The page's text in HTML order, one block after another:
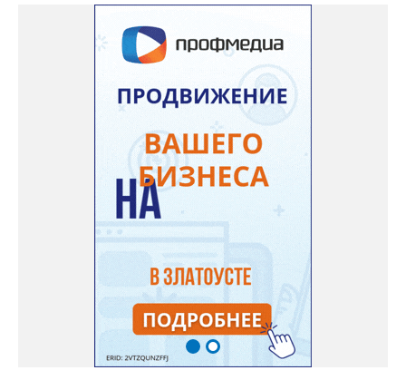
однажды реанимация не смогла добраться до больного.
Жители писали в администрацию города и другие инстанции,
пытались ремонтировать дорогу своими силами – всё тщетно»,
– рассказали в ОНФ. Общественники подчеркнули: именно
они добились, чтобы участок разровняли и отсыпали. Для
этого потребовалось обратиться в мэрию Златоуста.